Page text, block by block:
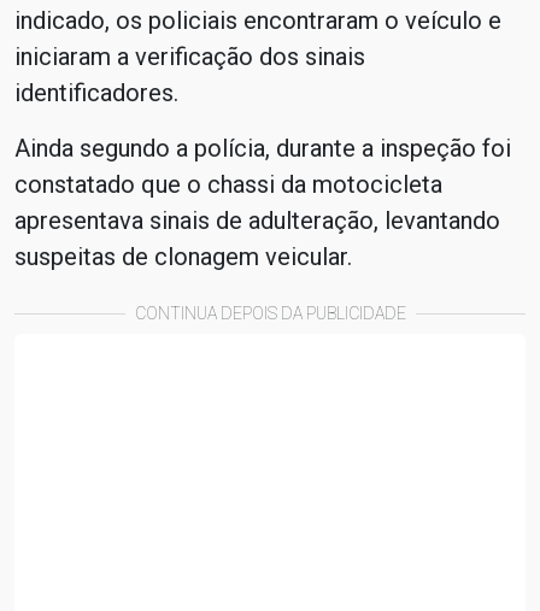
indicado, os policiais encontraram o veículo e
iniciaram a verificação dos sinais
identificadores.
Ainda segundo a polícia, durante a inspeção foi
constatado que o chassi da motocicleta
apresentava sinais de adulteração, levantando
suspeitas de clonagem veicular.
CONTINUA DEPOIS DA PUBLICIDADE